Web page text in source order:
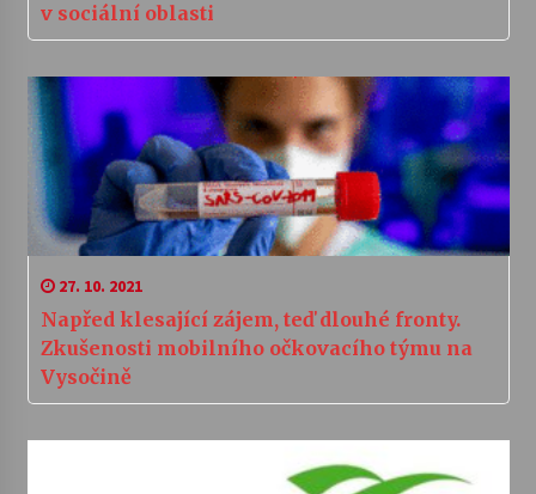
v sociální oblasti
27. 10. 2021
Napřed klesající zájem, teď dlouhé fronty.
Zkušenosti mobilního očkovacího týmu na
Vysočině